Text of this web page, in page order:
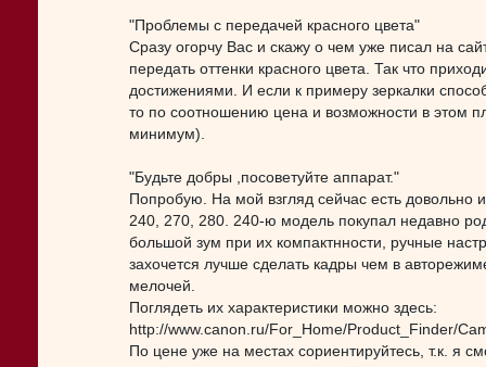
"Проблемы с передачей красного цвета"
Сразу огорчу Вас и скажу о чем уже писал на
передать оттенки красного цвета. Так что
достижениями. И если к примеру зеркалки
то по соотношению цена и возможности в этом
минимум).
"Будьте добры ,посоветуйте аппарат."
Попробую. На мой взгляд сейчас есть
240, 270, 280. 240-ю модель покупал недавно
большой зум при их компактнности, ручные
захочется лучше сделать кадры чем в
мелочей.
Поглядеть их характеристики можно здесь:
http://www.canon.ru/For_Home/Product_Finder/
По цене уже на местах сориентируйтесь, т.к. я